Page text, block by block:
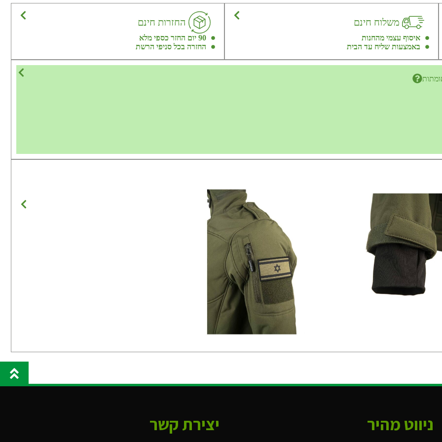
משלוח חינם
איסוף עצמי מהחנות
באמצעות שליח עד הבית
החזרות חינם
90 יום החזר כספי מלא
החזרה בכל סניפי הרשת
ניווט מהיר יצירת קשר